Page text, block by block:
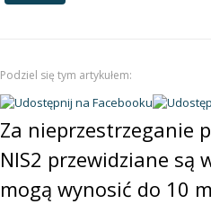
Podziel się tym artykułem:
Za nieprzestrzeganie
NIS2 przewidziane są
mogą wynosić do 10